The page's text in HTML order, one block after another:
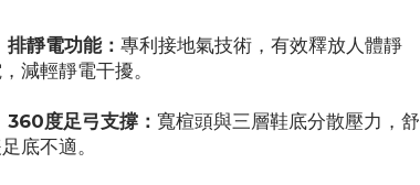
排靜電功能：專利接地氣技術，有效釋放人體靜
減輕靜電干擾。
360度足弓支撐：寬楦頭與三層鞋底分散壓力，舒
底不適。